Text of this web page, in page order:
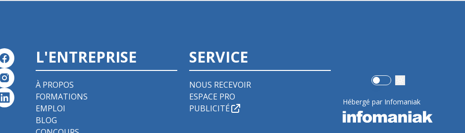
L'ENTREPRISE
À PROPOS
FORMATIONS
EMPLOI
BLOG
SERVICE
NOUS RECEVOIR
ESPACE PRO
PUBLICITÉ
Use setting
Hébergé par Infomaniak